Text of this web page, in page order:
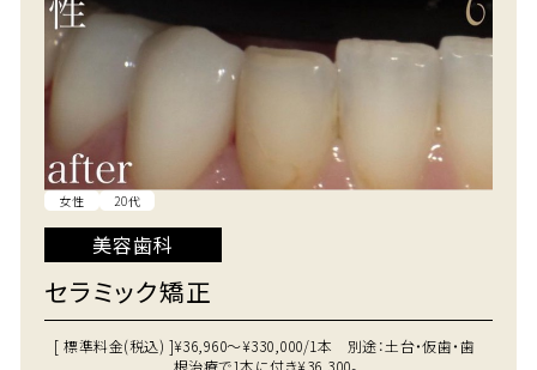
女性 20代
美容歯科
セラミック矯正
[ 標準料金(税込) ]¥36,960～¥330,000/1本 別途：土台・仮歯・歯
根治療で1本に付き¥36,300。